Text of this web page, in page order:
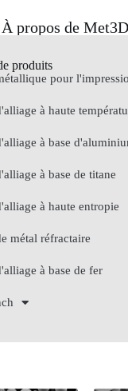
À propos de
produits
pour
à haute
à base
à base de titane
à haute entropie
métal réfractaire
à base de fer